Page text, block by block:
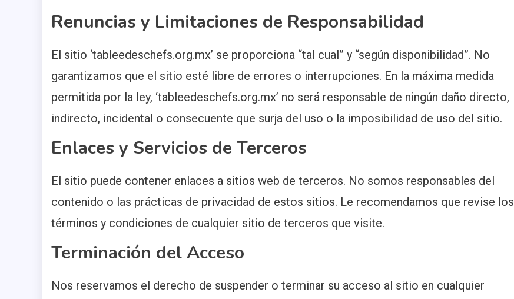
Renuncias y Limitaciones de Responsabilidad
El sitio ‘tableedeschefs.org.mx’ se proporciona “tal cual” y “según disponibilidad”. No
garantizamos que el sitio esté libre de errores o interrupciones. En la máxima medida
permitida por la ley, ‘tableedeschefs.org.mx’ no será responsable de ningún daño directo,
indirecto, incidental o consecuente que surja del uso o la imposibilidad de uso del sitio.
Enlaces y Servicios de Terceros
El sitio puede contener enlaces a sitios web de terceros. No somos responsables del
contenido o las prácticas de privacidad de estos sitios. Le recomendamos que revise los
términos y condiciones de cualquier sitio de terceros que visite.
Terminación del Acceso
Nos reservamos el derecho de suspender o terminar su acceso al sitio en cualquier